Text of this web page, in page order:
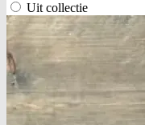
Uit collectie